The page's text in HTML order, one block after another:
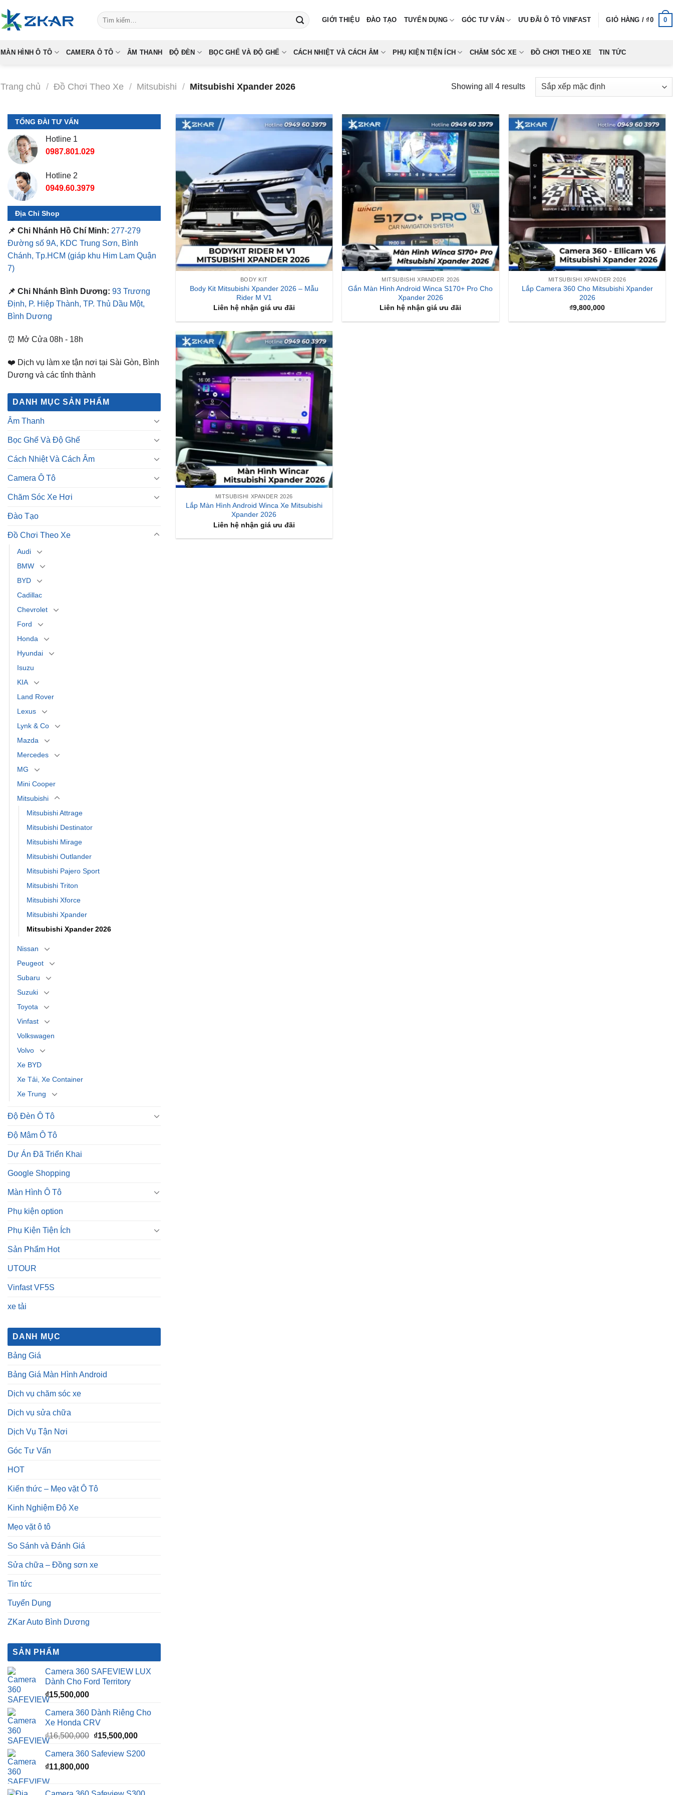
to
content
Tìm
kiếm:
GIỚI THIỆU ĐÀO TẠO TUYỂN DỤNG GÓC TƯ VẤN ƯU ĐÃI Ô TÔ VINFAST GIỎ HÀNG /₫0 0
MÀN HÌNH Ô TÔ CAMERA Ô TÔ ÂM THANH ĐỘ ĐÈN BỌC GHẾ VÀ ĐỘ GHẾ CÁCH NHIỆT VÀ CÁCH ÂM PHỤ KIỆN TIỆN ÍCH CHĂM SÓC XE ĐỒ CHƠI THEO XE TIN TỨC
Trang chủ / Đồ Chơi Theo Xe / Mitsubishi / Mitsubishi Xpander 2026 Showing all 4 results
TỔNG ĐÀI TƯ VẤN
Hotline 1
0987.801.029
Hotline 2
0949.60.3979
Địa Chỉ Shop
📌 Chi Nhánh Hồ Chí Minh: 277-279
Đường số 9A, KDC Trung Sơn, Bình
Chánh, Tp.HCM (giáp khu Him Lam Quận
7)
📌 Chi Nhánh Bình Dương: 93 Trương
Định, P. Hiệp Thành, TP. Thủ Dầu Một,
Bình Dương
⏰ Mở Cửa 08h - 18h
❤️ Dịch vụ làm xe tận nơi tại Sài Gòn, Bình
Dương và các tỉnh thành
DANH MỤC SẢN PHẨM
Âm Thanh
Bọc Ghế Và Độ Ghế
Cách Nhiệt Và Cách Âm
Camera Ô Tô
Chăm Sóc Xe Hơi
Đào Tạo
Đồ Chơi Theo Xe
Audi
BMW
BYD
Cadillac
Chevrolet
Ford
Honda
Hyundai
Isuzu
KIA
Land Rover
Lexus
Lynk & Co
Mazda
Mercedes
MG
Mini Cooper
Mitsubishi
Mitsubishi Attrage
Mitsubishi Destinator
Mitsubishi Mirage
Mitsubishi Outlander
Mitsubishi Pajero Sport
Mitsubishi Triton
Mitsubishi Xforce
Mitsubishi Xpander
Mitsubishi Xpander 2026
Nissan
Peugeot
Subaru
Suzuki
Toyota
Vinfast
Volkswagen
Volvo
Xe BYD
Xe Tải, Xe Container
Xe Trung
Độ Đèn Ô Tô
Độ Mâm Ô Tô
Dự Án Đã Triển Khai
Google Shopping
Màn Hình Ô Tô
Phụ kiện option
Phụ Kiện Tiện Ích
Sản Phẩm Hot
UTOUR
Vinfast VF5S
xe tải
DANH MỤC
Bảng Giá
Bảng Giá Màn Hình Android
Dịch vụ chăm sóc xe
Dịch vụ sửa chữa
Dịch Vụ Tận Nơi
Góc Tư Vấn
HOT
Kiến thức – Mẹo vặt Ô Tô
Kinh Nghiệm Độ Xe
Mẹo vặt ô tô
So Sánh và Đánh Giá
Sửa chữa – Đồng sơn xe
Tin tức
Tuyển Dụng
ZKar Auto Bình Dương
SẢN PHẨM
Camera 360 SAFEVIEW LUX
Dành Cho Ford Territory
₫15,500,000
Camera 360 Dành Riêng Cho
Xe Honda CRV
₫16,500,000 Giá
là:
₫15,500,000Giá
tại
Camera 360 Safeview S200
₫11,800,000
BODY KIT
Body Kit Mitsubishi Xpander 2026 – Mẫu
Rider M V1
Liên hệ nhận giá ưu đãi
MITSUBISHI XPANDER 2026
Gắn Màn Hình Android Winca S170+ Pro Cho
Xpander 2026
Liên hệ nhận giá ưu đãi
MITSUBISHI XPANDER 2026
Lắp Camera 360 Cho Mitsubishi Xpander
2026
₫9,800,000
MITSUBISHI XPANDER 2026
Lắp Màn Hình Android Winca Xe Mitsubishi
Xpander 2026
Liên hệ nhận giá ưu đãi